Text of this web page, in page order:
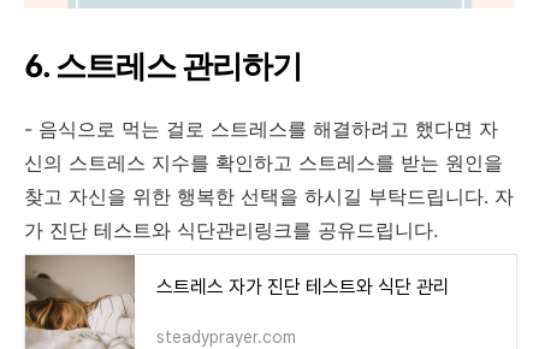
6. 스트레스 관리하기
- 음식으로 먹는 걸로 스트레스를 해결하려고 했다면 자
신의 스트레스 지수를 확인하고 스트레스를 받는 원인을
찾고 자신을 위한 행복한 선택을 하시길 부탁드립니다. 자
가 진단 테스트와 식단관리링크를 공유드립니다.
스트레스 자가 진단 테스트와 식단 관리
steadyprayer.com